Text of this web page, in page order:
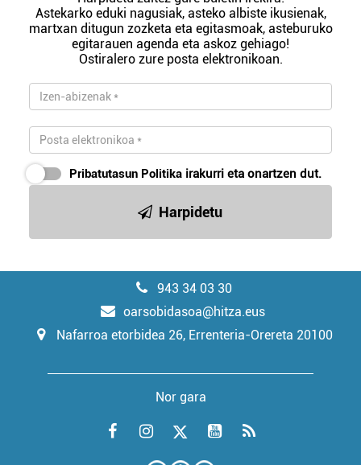
Astekarko eduki nagusiak, asteko albiste ikusienak,
martxan ditugun zozketa eta egitasmoak, asteburuko
egitarauen agenda eta askoz gehiago!
Ostiralero zure posta elektronikoan.
Pribatutasun Politika irakurri eta onartzen dut.
Harpidetu
943 34 03 30
oarsobidasoa@hitza.eus
Nafarroa etorbidea 26, Errenteria-Orereta 20100
Nor gara